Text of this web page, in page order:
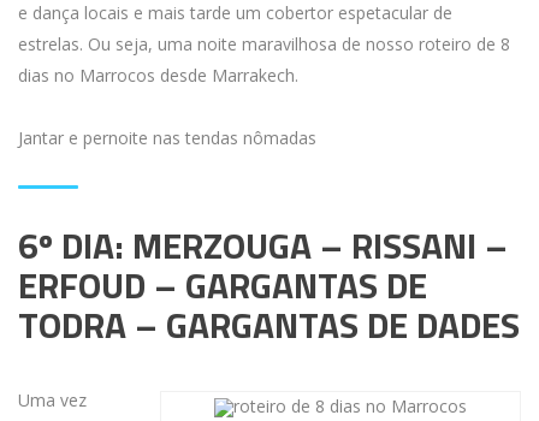
e dança locais e mais tarde um cobertor espetacular de
estrelas. Ou seja, uma noite maravilhosa de nosso roteiro de 8
dias no Marrocos desde Marrakech.
Jantar e pernoite nas tendas nômadas
6º DIA: MERZOUGA – RISSANI –
ERFOUD – GARGANTAS DE
TODRA – GARGANTAS DE DADES
Uma vez